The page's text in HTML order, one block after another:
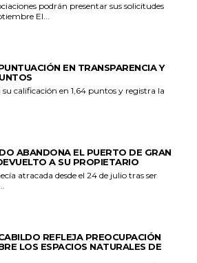
podrán presentar sus solicitudes
hasta el próximo 11 de septiembre El...
EN TRANSPARENCIA Y
calificación en 1,64 puntos y registra la
ABANDONA EL PUERTO DE GRAN
A SU PROPIETARIO
atracada desde el 24 de julio tras ser
REFLEJA PREOCUPACIÓN
LOS ESPACIOS NATURALES DE